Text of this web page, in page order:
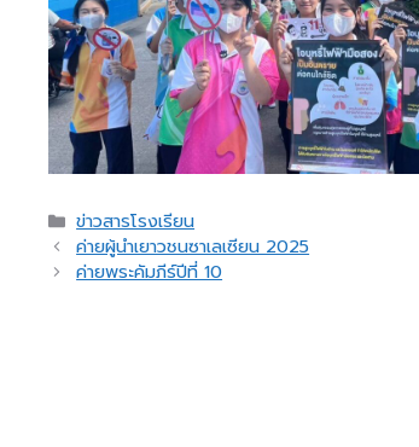
Categories
ข่าวสารโรงเรียน
ค่ายผู้นำเยาวชนซาเลเซียน 2025
ค่ายพระคัมภีร์ปีที่ 10